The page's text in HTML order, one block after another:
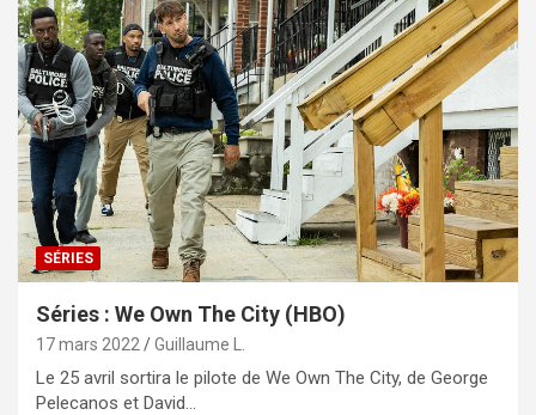
SÉRIES
Séries : We Own The City (HBO)
17 mars 2022 Guillaume L.
Le 25 avril sortira le pilote de We Own The City, de George
Pelecanos et David…